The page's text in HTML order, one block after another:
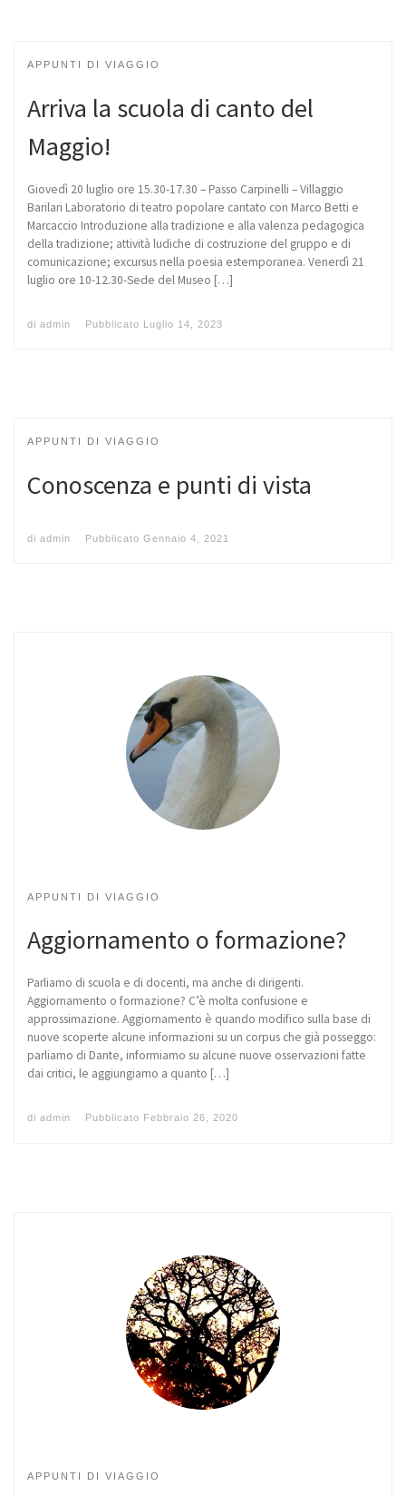
APPUNTI DI VIAGGIO
Arriva la scuola di canto del
Maggio!
Giovedì 20 luglio ore 15.30-17.30 – Passo Carpinelli – Villaggio
Barilari Laboratorio di teatro popolare cantato con Marco Betti e
Marcaccio Introduzione alla tradizione e alla valenza pedagogica
della tradizione; attività ludiche di costruzione del gruppo e di
comunicazione; excursus nella poesia estemporanea. Venerdì 21
luglio ore 10-12.30-Sede del Museo […]
di admin Pubblicato Luglio 14, 2023
APPUNTI DI VIAGGIO
Conoscenza e punti di vista
di admin Pubblicato Gennaio 4, 2021
APPUNTI DI VIAGGIO
Aggiornamento o formazione?
Parliamo di scuola e di docenti, ma anche di dirigenti.
Aggiornamento o formazione? C’è molta confusione e
approssimazione. Aggiornamento è quando modifico sulla base di
nuove scoperte alcune informazioni su un corpus che già posseggo:
parliamo di Dante, informiamo su alcune nuove osservazioni fatte
dai critici, le aggiungiamo a quanto […]
di admin Pubblicato Febbraio 26, 2020
APPUNTI DI VIAGGIO